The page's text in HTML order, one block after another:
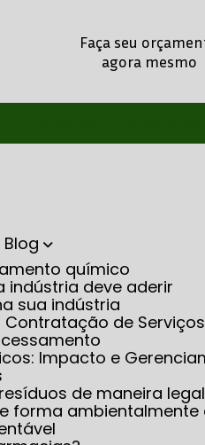
Faça seu
agora mesmo
Blog
químico
indústria deve aderir
sua indústria
Contratação de
Impacto e
de maneira
forma